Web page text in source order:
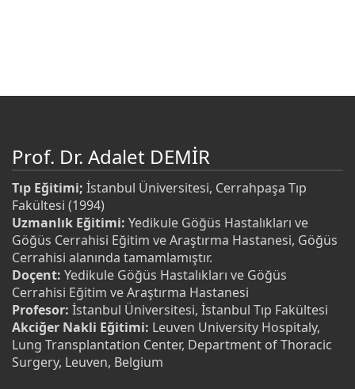
Prof. Dr. Adalet DEMİR
Tıp Eğitimi; İstanbul Üniversitesi, Cerrahpaşa Tıp
Fakültesi (1994)
Uzmanlık Eğitimi: Yedikule Göğüs Hastalıkları ve
Göğüs Cerrahisi Eğitim ve Araştırma Hastanesi, Göğüs
Cerrahisi alanında tamamlamıştır.
Doçent: Yedikule Göğüs Hastalıkları ve Göğüs
Cerrahisi Eğitim ve Araştırma Hastanesi
Profesor: İstanbul Üniversitesi, İstanbul Tıp Fakültesi
Akciğer Nakli Eğitimi: Leuven University Hospitaly,
Lung Transplantation Center, Department of Thoracic
Surgery, Leuven, Belgium